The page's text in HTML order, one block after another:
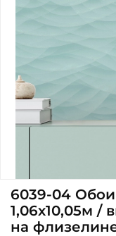
6039-04
1,06х10,05м /
на